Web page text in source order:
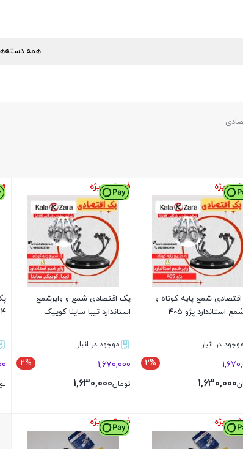
ویژه
شمع پایه کوتاه و
استاندارد پژو 405
موجود در انبار
2%
1,630,000
بستن
فروش ویژه
پک اقتصادی شمع و وایرشمع
استاندارد تیبا ساینا کوییک
موجود در انبار
2% 1,670,000
تومان1,630,000
بستن
4 و شمع یورو4
ویژه فروش ویژه